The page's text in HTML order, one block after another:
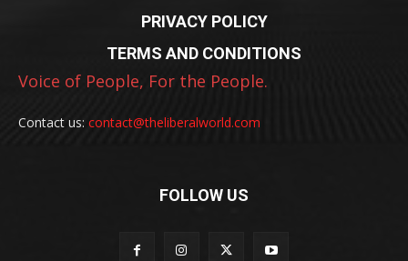
PRIVACY POLICY
TERMS AND CONDITIONS
Voice of People, For the People.
Contact us: contact@theliberalworld.com
FOLLOW US